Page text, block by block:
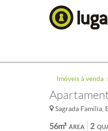
Imóveis à venda
Sagrada Família,
ÁREA
56m² 2